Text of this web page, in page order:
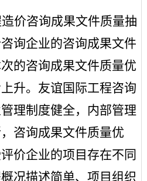
价咨询成果文件质量抽
询企业的咨询成果文件
的咨询成果文件质量优
升。友谊国际工程咨询
理制度健全，内部管理
咨询成果文件质量优
价企业的项目存在不同
况描述简单、项目组织